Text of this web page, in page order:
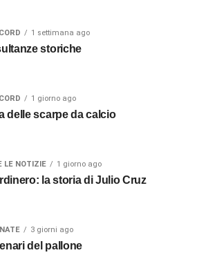
1 settimana ago
storiche
1 giorno ago
delle scarpe da calcio
LE NOTIZIE 1 giorno ago
la storia di Julio Cruz
3 giorni ago
del pallone